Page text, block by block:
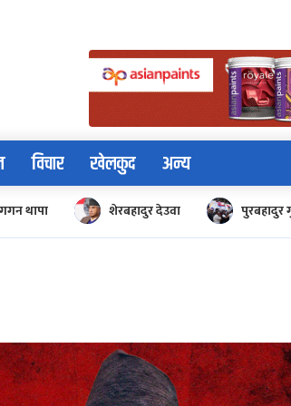
विचार खेलकुद अन्य
गगन थापा शेरबहादुर देउवा